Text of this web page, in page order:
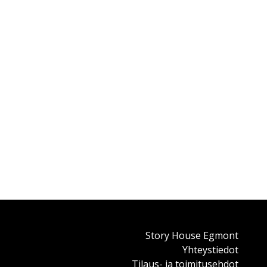
Story House Egmont
Yhteystiedot
Tilaus- ja toimitusehdot